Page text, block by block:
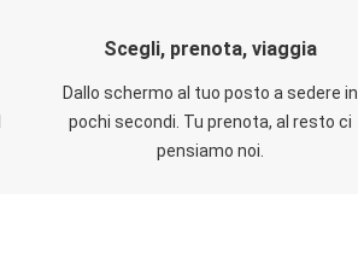
Scegli, prenota, viaggia
Dallo schermo al tuo posto a sedere in
pochi secondi. Tu prenota, al resto ci
pensiamo noi.